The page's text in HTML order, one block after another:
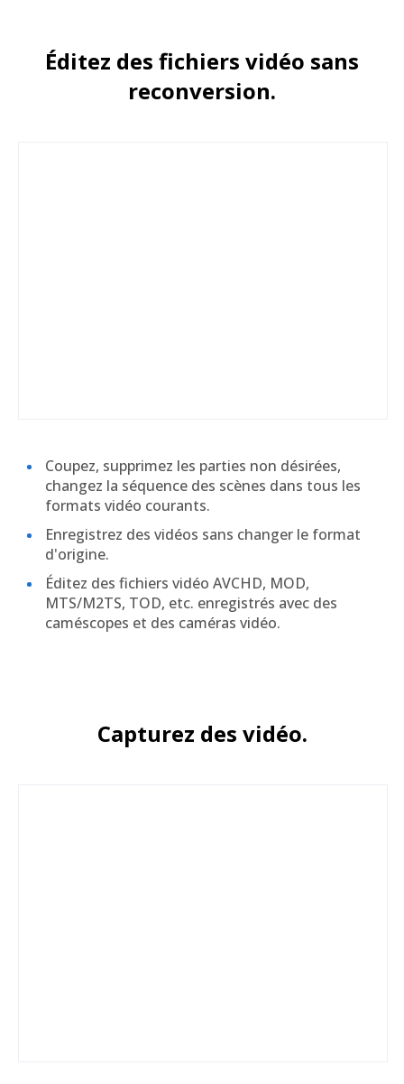
Éditez des fichiers vidéo sans
reconversion.
Coupez, supprimez les parties non désirées,
changez la séquence des scènes dans tous les
formats vidéo courants.
Enregistrez des vidéos sans changer le format
d'origine.
Éditez des fichiers vidéo AVCHD, MOD,
MTS/M2TS, TOD, etc. enregistrés avec des
caméscopes et des caméras vidéo.
Capturez des vidéo.